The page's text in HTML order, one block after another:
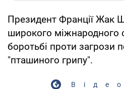
Президент Франції Жак
широкого міжнародного
боротьбі проти загрози
"пташиного грипу".